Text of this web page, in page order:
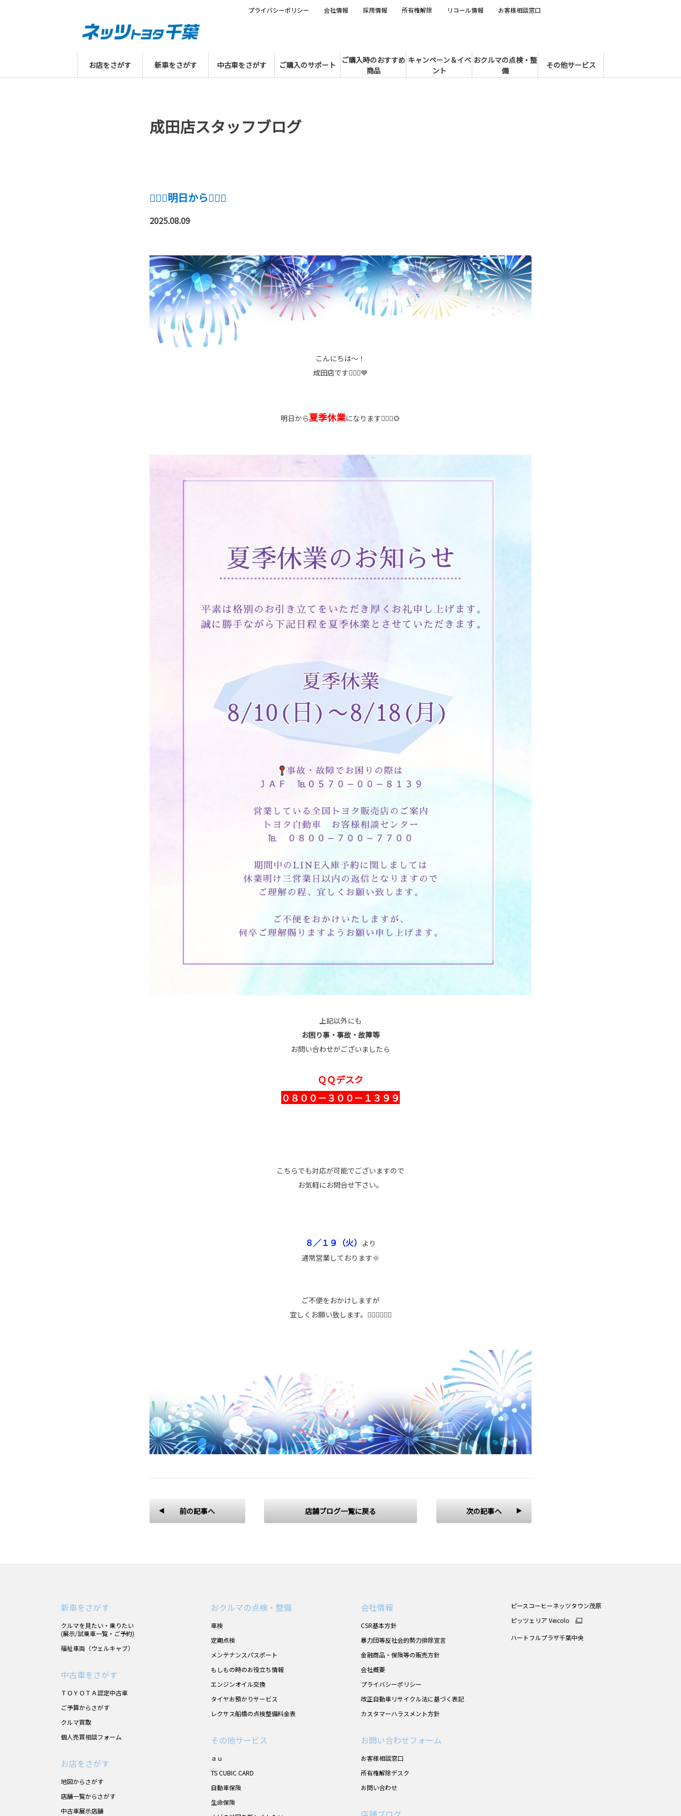
お店をさがす 新車をさがす 中古車をさがす ご購入のサポート
ご購入時のおすすめ
商品
キャンペーン＆イベ
ント
おクルマの点検・整
備
その他サービス
プライバシーポリシー 会社情報 採用情報 所有権解除 リコール情報 お客様相談窓口
成田店スタッフブログ
🙇🏻‍♀️明日から🙇🏻‍♀️
2025.08.09
こんにちは～！
成田店です🙋🏻‍♀️💙
明日から夏季休業になります💁🏻‍♀️🌻
上記以外にも
お困り事・事故・故障等
お問い合わせがございましたら
ＱＱデスク
０８００－３００－１３９９
こちらでも対応が可能でございますので
お気軽にお問合せ下さい。
８／１９（火） より
通常営業しております🌞
ご不便をおかけしますが
宜しくお願い致します。🙇🏻‍♀️🙇🏻‍♀️
前の記事へ 店舗ブログ一覧に戻る 次の記事へ
新車をさがす
クルマを見たい・乗りたい
(展示/試乗車一覧・ご予約)
福祉車両（ウェルキャブ）
中古車をさがす
ＴＯＹＯＴＡ認定中古車
ご予算からさがす
クルマ買取
個人売買相談フォーム
お店をさがす
地図からさがす
店舗一覧からさがす
中古車展示店舗
おクルマの点検・整備
車検
定期点検
メンテナンスパスポート
もしもの時のお役立ち情報
エンジンオイル交換
タイヤお預かりサービス
レクサス船橋の点検整備料金表
その他サービス
ａｕ
TS CUBIC CARD
自動車保険
生命保険
会社情報
CSR基本方針
暴力団等反社会的勢力排除宣言
金融商品・保険等の販売方針
会社概要
プライバシーポリシー
改正自動車リサイクル法に基づく表記
カスタマーハラスメント方針
お問い合わせフォーム
お客様相談窓口
所有権解除デスク
お問い合わせ
ピースコーヒーネッツタウン茂原
ピッツェリア Veicolo
ハートフルプラザ千葉中央